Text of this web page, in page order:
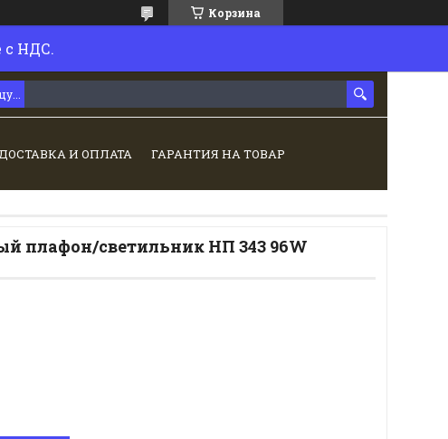
Корзина
с НДС.
И ОПЛАТА ГАРАНТИЯ НА ТОВАР
плафон/светильник НП 343 96W